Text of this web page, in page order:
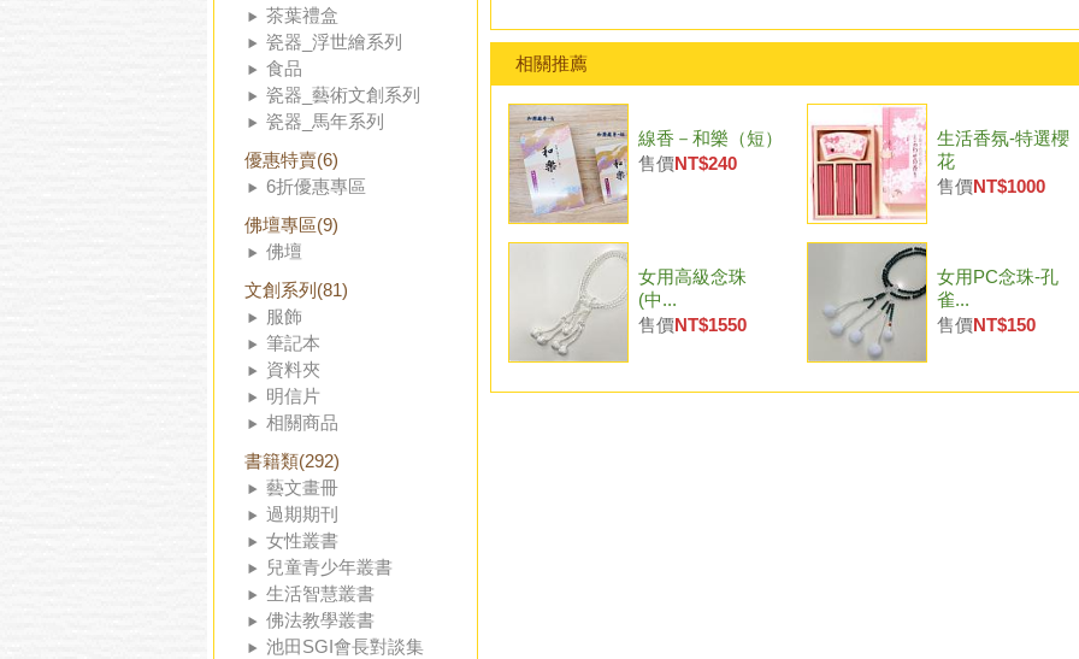
茶葉禮盒
瓷器_浮世繪系列
食品
瓷器_藝術文創系列
瓷器_馬年系列
優惠特賣(6)
6折優惠專區
佛壇專區(9)
佛壇
文創系列(81)
服飾
筆記本
資料夾
明信片
相關商品
書籍類(292)
藝文畫冊
過期期刊
女性叢書
兒童青少年叢書
生活智慧叢書
佛法教學叢書
池田SGI會長對談集
相關推薦
線香－和樂（短）
售價NT$240
生活香氛-特選櫻
花
售價NT$1000
女用高級念珠
(中...
售價NT$1550
女用PC念珠-孔
雀...
售價NT$150